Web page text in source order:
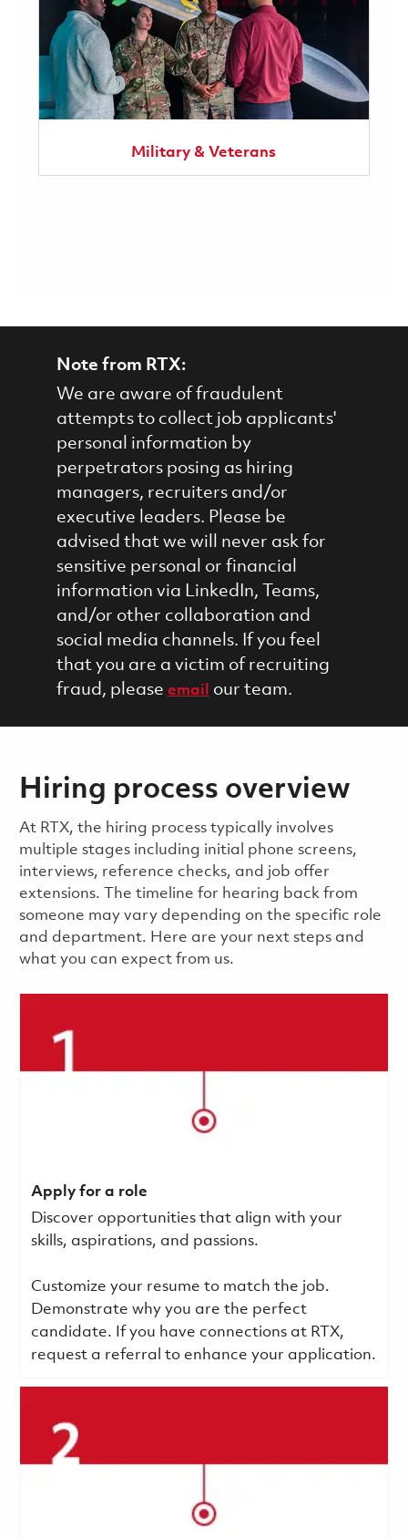
Military & Veterans
Note from RTX:
We are aware of fraudulent
attempts to collect job applicants'
personal information by
perpetrators posing as hiring
managers, recruiters and/or
executive leaders. Please be
advised that we will never ask for
sensitive personal or financial
information via LinkedIn, Teams,
and/or other collaboration and
social media channels. If you feel
that you are a victim of recruiting
fraud, please email our team.
Hiring process overview
​​​​At RTX, the hiring process typically involves
multiple stages including initial phone screens,
interviews, reference checks, and job offer
extensions. The timeline for hearing back from
someone may vary depending on the specific role
and department. Here are your next steps and
what you can expect from us.
Apply for a role
Discover opportunities that align with your
skills, aspirations, and passions.
Customize your resume to match the job.
Demonstrate why you are the perfect
candidate. If you have connections at RTX,
request a referral to enhance your application.